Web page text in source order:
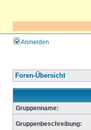
Anmelden
Foren-Übersicht
Gruppenname:
Gruppenbeschreibung: